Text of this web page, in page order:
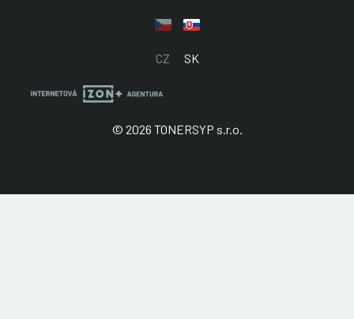
CZ SK
© 2026 TONERSYP s.r.o.